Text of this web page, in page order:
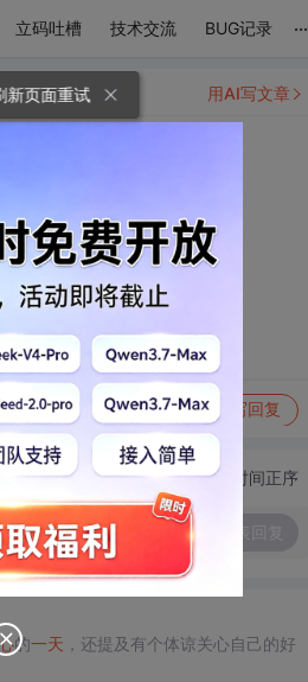
立码吐槽 技术交流 BUG记录 ...
写回复
用AI写文章
切换为时间正序
的一天 ，还提及有个体谅关心自己的好
新页面重试